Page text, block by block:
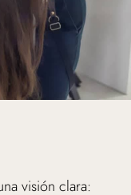
que combine